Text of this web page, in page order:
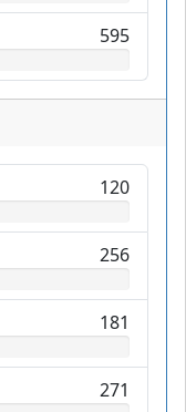
595
120
256
181
271